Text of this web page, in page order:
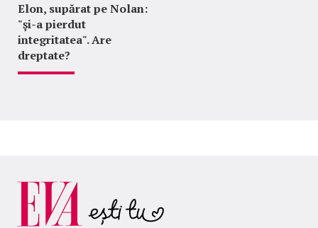
Elon, supărat pe Nolan:
"şi-a pierdut
integritatea". Are
dreptate?